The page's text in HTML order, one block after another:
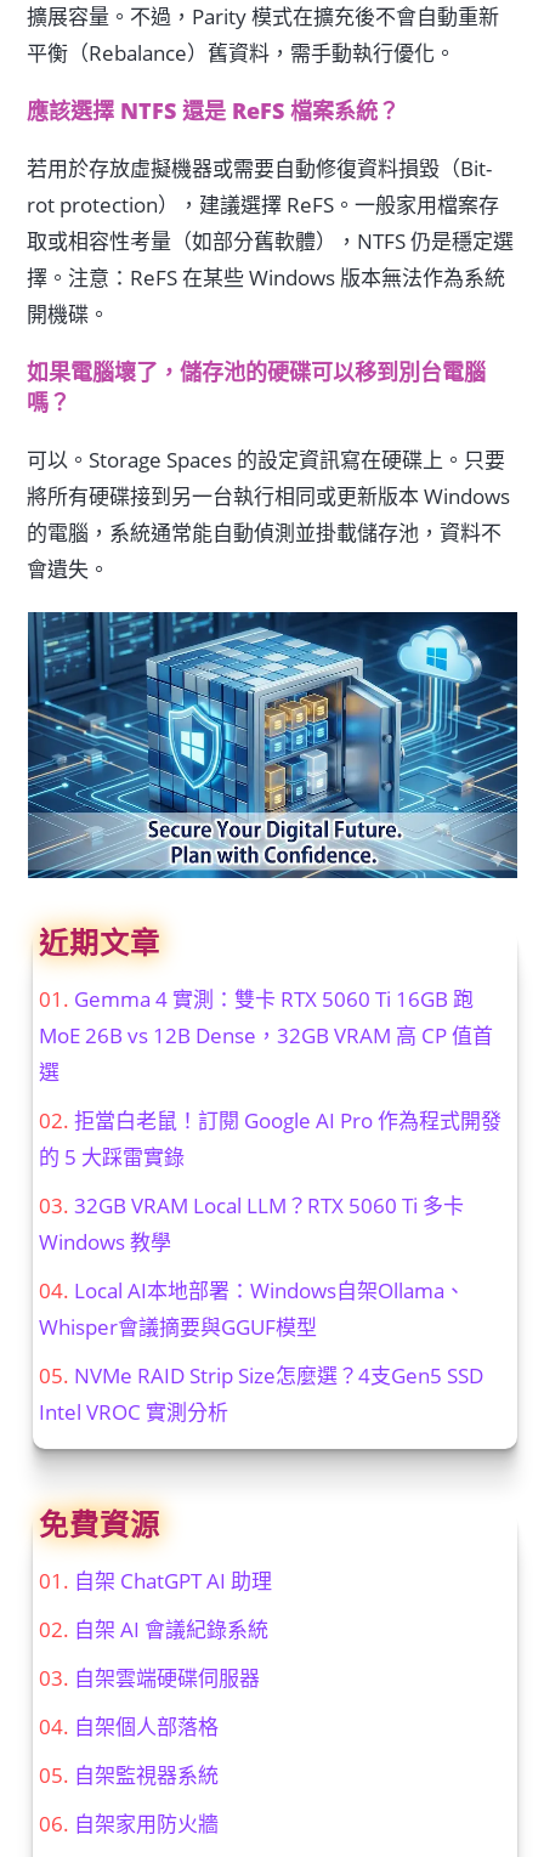
擴展容量。不過，Parity 模式在擴充後不會自動重新
平衡（Rebalance）舊資料，需手動執行優化。
應該選擇 NTFS 還是 ReFS 檔案系統？
若用於存放虛擬機器或需要自動修復資料損毀（Bit-
rot protection），建議選擇 ReFS。一般家用檔案存
取或相容性考量（如部分舊軟體），NTFS 仍是穩定選
擇。注意：ReFS 在某些 Windows 版本無法作為系統
開機碟。
如果電腦壞了，儲存池的硬碟可以移到別台電腦
嗎？
可以。Storage Spaces 的設定資訊寫在硬碟上。只要
將所有硬碟接到另一台執行相同或更新版本 Windows
的電腦，系統通常能自動偵測並掛載儲存池，資料不
會遺失。
近期文章
Gemma 4 實測：雙卡 RTX 5060 Ti 16GB 跑
MoE 26B vs 12B Dense，32GB VRAM 高 CP 值首
選
拒當白老鼠！訂閱 Google AI Pro 作為程式開發
的 5 大踩雷實錄
32GB VRAM Local LLM？RTX 5060 Ti 多卡
Windows 教學
Local AI本地部署：Windows自架Ollama、
Whisper會議摘要與GGUF模型
NVMe RAID Strip Size怎麼選？4支Gen5 SSD
Intel VROC 實測分析
免費資源
自架 ChatGPT AI 助理
自架 AI 會議紀錄系統
自架雲端硬碟伺服器
自架個人部落格
自架監視器系統
自架家用防火牆